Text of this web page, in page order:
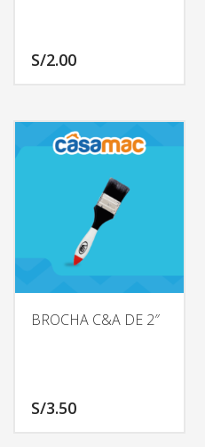
S/2.00
BROCHA C&A DE 2″
S/3.50